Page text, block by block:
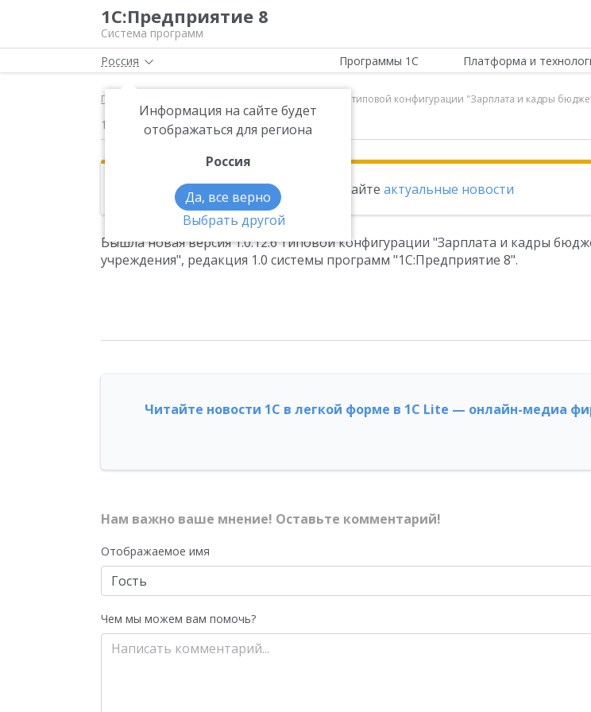
1С:Предприятие 8
Система программ
Россия
Информация на сайте будет
отображаться для региона
Россия
Да, все верно
Выбрать другой
Программы 1С Платформа и
Главная Вышла новая версия 1.0.12.6 типовой конфигурации "Зарплата и кадры
12.04.2010
Эта новость находится в архиве. Читайте актуальные новости
Вышла новая версия 1.0.12.6 типовой конфигурации "Зарплата и кадры
учреждения", редакция 1.0 системы программ "1С:Предприятие 8".
Читайте новости 1С в легкой форме в 1С Lite — онлайн-медиа
Нам важно ваше мнение! Оставьте комментарий!
Отображаемое имя
Чем мы можем вам помочь?